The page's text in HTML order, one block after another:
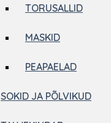
TORUSALLID
MASKID
PEAPAELAD
SOKID JA PÕLVIKUD